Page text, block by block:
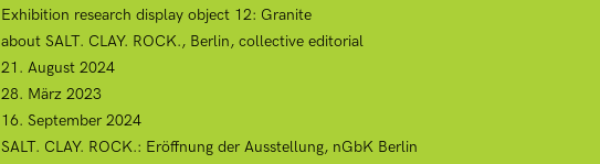
Exhibition research display object 12: Granite
about SALT. CLAY. ROCK., Berlin, collective editorial
21. August 2024
28. März 2023
16. September 2024
SALT. CLAY. ROCK.: Eröffnung der Ausstellung, nGbK Berlin